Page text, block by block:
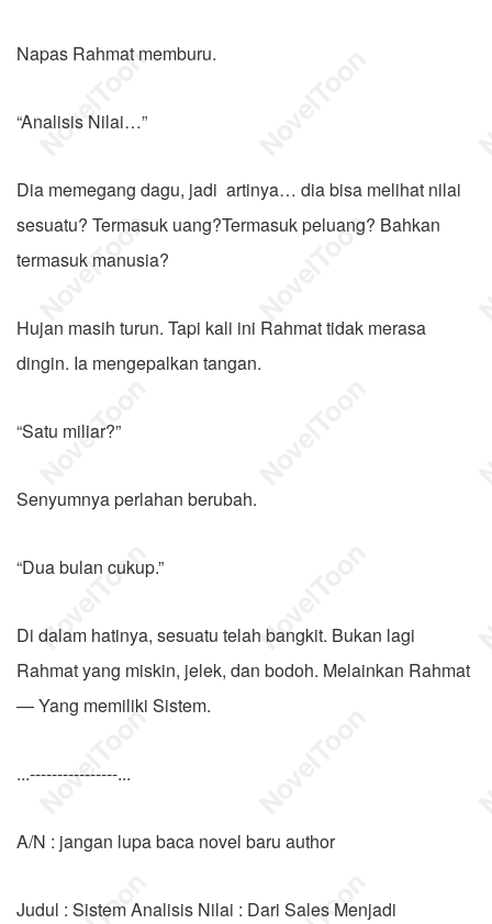
Napas Rahmat memburu.
“Analisis Nilai…”
Dia memegang dagu, jadi artinya… dia bisa melihat nilai
sesuatu? Termasuk uang?Termasuk peluang? Bahkan
termasuk manusia?
Hujan masih turun. Tapi kali ini Rahmat tidak merasa
dingin. Ia mengepalkan tangan.
“Satu miliar?”
Senyumnya perlahan berubah.
“Dua bulan cukup.”
Di dalam hatinya, sesuatu telah bangkit. Bukan lagi
Rahmat yang miskin, jelek, dan bodoh. Melainkan Rahmat
— Yang memiliki Sistem.
...----------------...
A/N : jangan lupa baca novel baru author
Judul : Sistem Analisis Nilai : Dari Sales Menjadi